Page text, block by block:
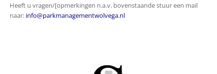
Heeft u vragen/[opmerkingen n.a.v. bovenstaande stuur een mail
naar: info@parkmanagementwolvega.nl